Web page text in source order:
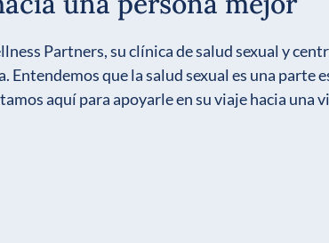
Partners, su clínica de salud sexual y
Entendemos que la salud sexual es una parte
aquí para apoyarle en su viaje hacia una